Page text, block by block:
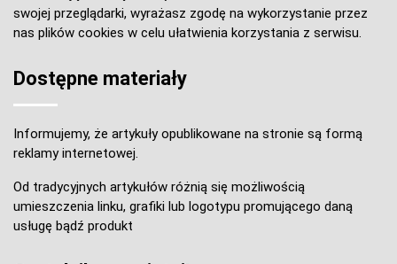
swojej przeglądarki, wyrażasz zgodę na wykorzystanie przez
nas plików cookies w celu ułatwienia korzystania z serwisu.
Dostępne materiały
Informujemy, że artykuły opublikowane na stronie są formą
reklamy internetowej.
Od tradycyjnych artykułów różnią się możliwością
umieszczenia linku, grafiki lub logotypu promującego daną
usługę bądź produkt